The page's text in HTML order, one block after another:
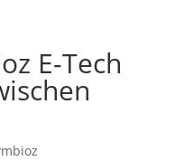
E-Tech